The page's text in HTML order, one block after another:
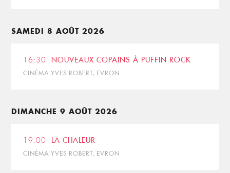
SAMEDI 8 AOÛT 2026
16:30 NOUVEAUX COPAINS À PUFFIN ROCK
CINÉMA YVES ROBERT, EVRON
DIMANCHE 9 AOÛT 2026
19:00 LA CHALEUR
CINÉMA YVES ROBERT, EVRON